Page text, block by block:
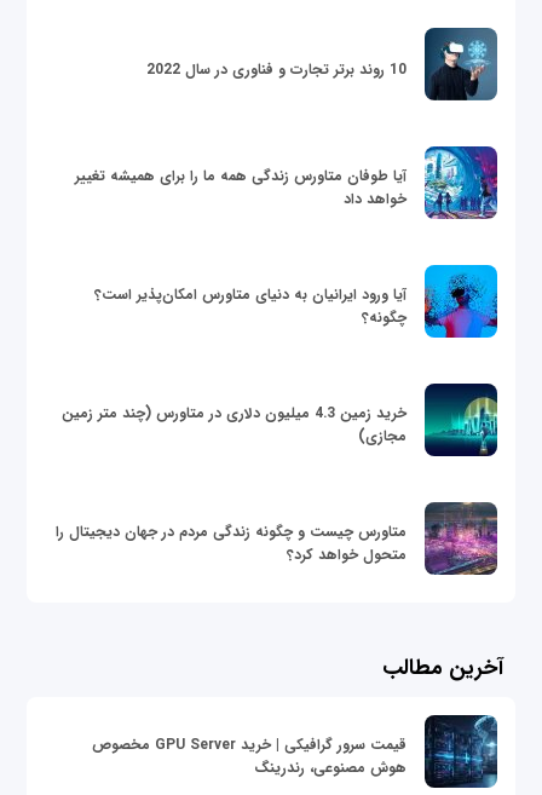
10 روند برتر تجارت و فناوری در سال 2022
آیا طوفان متاورس زندگی همه ما را برای همیشه تغییر
خواهد داد
آیا ورود ایرانیان به دنیای متاورس امکان‌پذیر است؟
چگونه؟
خرید زمین 4.3 میلیون دلاری در متاورس (چند متر زمین
مجازی)
متاورس چیست و چگونه زندگی مردم در جهان دیجیتال را
متحول خواهد کرد؟
آخرین مطالب
قیمت سرور گرافیکی | خرید GPU Server مخصوص
هوش مصنوعی، رندرینگ